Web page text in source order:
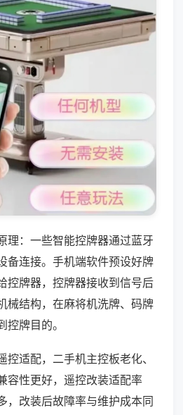
理：一些智能控牌器通过蓝牙
备连接。手机端软件预设好牌
控牌器，控牌器接收到信号后
械结构，在麻将机洗牌、码牌
牌目的。
控适配，二手机主控板老化、
容性更好，遥控改装适配率
，改装后故障率与维护成本同